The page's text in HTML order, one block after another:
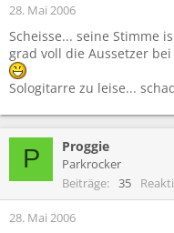
28. Mai 2006
Scheisse... seine Stimme
grad voll die Aussetzer
Sologitarre zu leise...
P Proggie
Parkrocker
Beiträge
35
28. Mai 2006